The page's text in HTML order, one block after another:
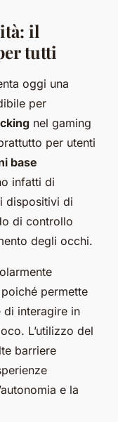
il
tutti
oggi una
per
nel gaming
per utenti
base
infatti di
dispositivi di
di controllo
degli occhi.
permette
interagire in
L’utilizzo del
barriere
e la